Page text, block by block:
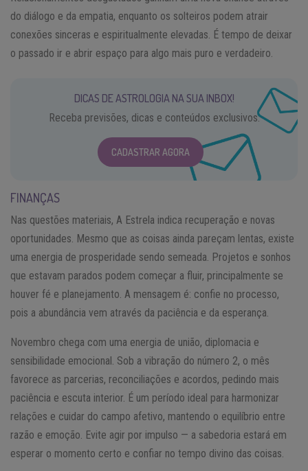
do diálogo e da empatia, enquanto os solteiros podem atrair
conexões sinceras e espiritualmente elevadas. É tempo de deixar
o passado ir e abrir espaço para algo mais puro e verdadeiro.
DICAS DE ASTROLOGIA NA SUA INBOX!
Receba previsões, dicas e conteúdos exclusivos.
CADASTRAR AGORA
FINANÇAS
Nas questões materiais, A Estrela indica recuperação e novas
oportunidades. Mesmo que as coisas ainda pareçam lentas, existe
uma energia de prosperidade sendo semeada. Projetos e sonhos
que estavam parados podem começar a fluir, principalmente se
houver fé e planejamento. A mensagem é: confie no processo,
pois a abundância vem através da paciência e da esperança.
Novembro chega com uma energia de união, diplomacia e
sensibilidade emocional. Sob a vibração do número 2, o mês
favorece as parcerias, reconciliações e acordos, pedindo mais
paciência e escuta interior. É um período ideal para harmonizar
relações e cuidar do campo afetivo, mantendo o equilíbrio entre
razão e emoção. Evite agir por impulso — a sabedoria estará em
esperar o momento certo e confiar no tempo divino das coisas.